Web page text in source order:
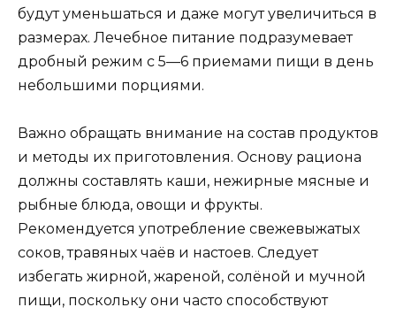
будут уменьшаться и даже могут увеличиться в
размерах. Лечебное питание подразумевает
дробный режим с 5—6 приемами пищи в день
небольшими порциями.
Важно обращать внимание на состав продуктов
и методы их приготовления. Основу рациона
должны составлять каши, нежирные мясные и
рыбные блюда, овощи и фрукты.
Рекомендуется употребление свежевыжатых
соков, травяных чаёв и настоев. Следует
избегать жирной, жареной, солёной и мучной
пищи, поскольку они часто способствуют